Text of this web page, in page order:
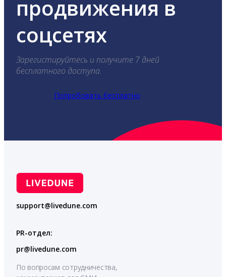
продвижения в
соцсетях
Зарегистируйтесь и получите 7 дней
бесплатного доступа.
Попробовать бесплатно
support@livedune.com
PR-отдел:
pr@livedune.com
По вопросам сотрудничества,